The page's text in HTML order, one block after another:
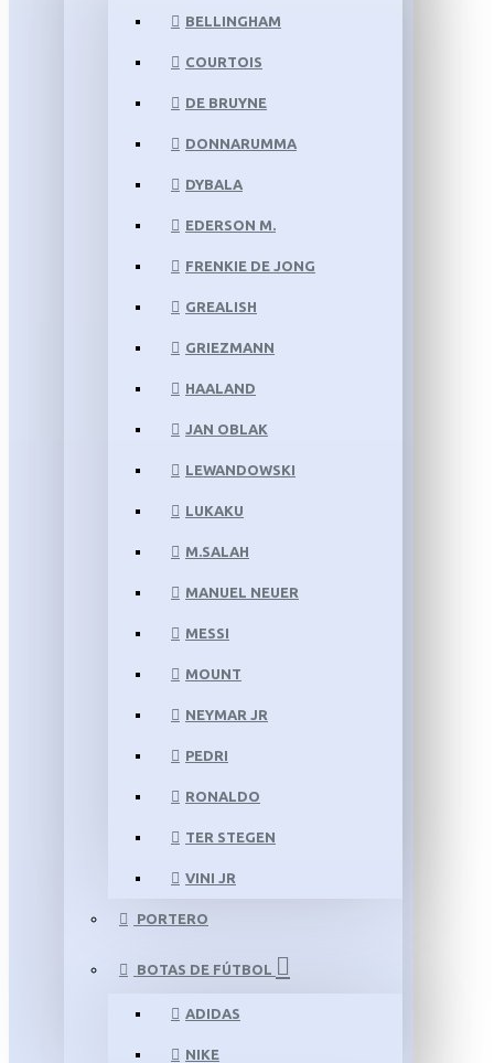
BELLINGHAM
COURTOIS
DE BRUYNE
DONNARUMMA
DYBALA
EDERSON M.
FRENKIE DE JONG
GREALISH
GRIEZMANN
HAALAND
JAN OBLAK
LEWANDOWSKI
LUKAKU
M.SALAH
MANUEL NEUER
MESSI
MOUNT
NEYMAR JR
PEDRI
RONALDO
TER STEGEN
VINI JR
PORTERO
BOTAS DE FÚTBOL
ADIDAS
NIKE